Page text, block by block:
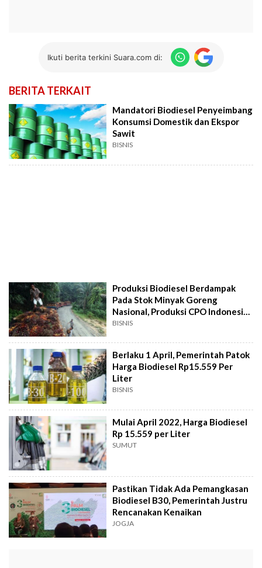
Ikuti berita terkini Suara.com di:
BERITA TERKAIT
Mandatori Biodiesel Penyeimbang
Konsumsi Domestik dan Ekspor
Sawit
BISNIS
Produksi Biodiesel Berdampak
Pada Stok Minyak Goreng
Nasional, Produksi CPO Indonesia
Anjlok
BISNIS
Berlaku 1 April, Pemerintah Patok
Harga Biodiesel Rp15.559 Per
Liter
BISNIS
Mulai April 2022, Harga Biodiesel
Rp 15.559 per Liter
SUMUT
Pastikan Tidak Ada Pemangkasan
Biodiesel B30, Pemerintah Justru
Rencanakan Kenaikan
JOGJA